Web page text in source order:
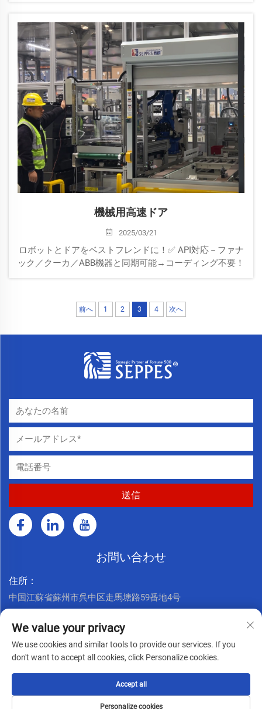
「GIANT」とDMでご確認ください＆rar...
機械用高速ドア
2025/03/21
ロボットとドアをベストフレンドに！✅ API対応－ファナ
ック／クーカ／ABB機器と同期可能→コーディング不要！
車業界に最適。
前へ 1 2 3 4 次へ
お問い合わせ
住所：
中国江蘇省蘇州市呉中区走馬塘路59番地4号
+86 17761926625
メールアドレス：
著作権 © Seppes Door Industry (suzhou) Co., Ltd. すべての権
We value your privacy
We use cookies and similar tools to provide our services. If you
don't want to accept all cookies, click Personalize cookies.
Personalize cookies
Accept all